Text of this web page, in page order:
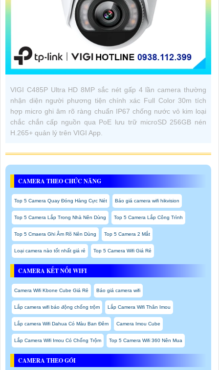
VIGI C485P Ultra HD 8MP sắc nét gấp 4 lần camera thường
nhận diện người phương tiện chính xác Full Color 30m tích
hợp micro ghi âm rõ ràng chuẩn IP67 chống nước vỏ kim loại
chắc chắn cấp nguồn qua PoE lưu trữ microSD 256GB nén
H.265+ quản lý trên VIGI App.
CAMERA THEO CHỨC NĂNG
Top 5 Camera Quay Đóng Hàng Cực Nét Báo giá camera wifi hikvision
Top 5 Camera Lắp Trong Nhà Nên Dùng Top 5 Camera Lắp Công Trình
Top 5 Cmaera Ghi Âm Rõ Nên Dùng Top 5 Camera 2 Mắt
Loại camera nào tốt nhất giá rẻ Top 5 Camera Wifi Giá Rẻ
CAMERA KẾT NỐI WIFI
Camera Wifi Kbone Cube Giá Rẻ Báo giá camera wifi
Lắp camera wifi báo động chống trộm Lắp Camera Wifi Thân Imou
Lắp camera Wifi Dahua Có Màu Ban Đêm Camera Imou Cube
Lắp Camera Wifi Imou Có Chống Trộm Top 5 Camera Wifi 360 Nên Mua
CAMERA THEO GÓI